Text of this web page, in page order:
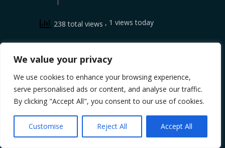
We value your privacy
We use cookies to enhance your browsing experience,
serve personalised ads or content, and analyse our traffic.
By clicking "Accept All", you consent to our use of cookies.
Customise Reject All Accept All
238 total views , 1 views today
3 Responses to De ce susţin că
întemniţarea celor ce înfruntă
presiunile evreilor dovedește excesul